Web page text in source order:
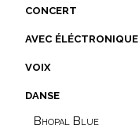
danse
Bhopal Blue
voix
avec éléctronique
concert